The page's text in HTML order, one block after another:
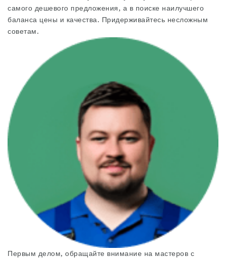
самого дешевого предложения, а в поиске наилучшего
баланса цены и качества. Придерживайтесь несложным
советам.
Первым делом, обращайте внимание на мастеров с